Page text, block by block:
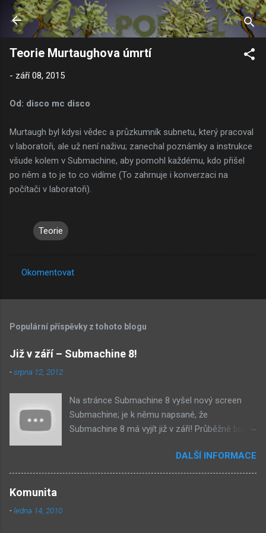
Přeskočit na hlavní obsah
Teorie Murtaughova úmrtí
- září 08, 2015
Od: disco mc disco
Murtaugh byl kdysi vědec a průzkumník subnetu, který pracoval
v laboratoři, ale už není naživu; zanechal poznámky a instrukce
všude kolem v Submachine, aby pomohl každému, kdo přišel
po něm a to je to co vidíme (To zahrnuje i konverzaci na
počítači v laboratoři).
Teorie
o
e
n
Okomentovat
Populární příspěvky z tohoto blogu
Již v září – Submachine 8!
-srpna 12, 2012
Na stránce Submachine 8 vyšel nový screen
Submachine; je k němu napsané, že
Submachine 8 má vyjít již v září! Průběžně budu
zveřejněný materiál ze Submachine 8. Zvukové
pozadí menu. První screen, který se na stránce
DALŠÍ INFORMACE
Komunita
-ledna 14, 2010